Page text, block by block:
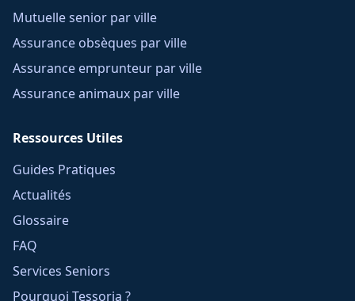
Mutuelle senior par ville
Assurance obsèques par ville
Assurance emprunteur par ville
Assurance animaux par ville
Ressources Utiles
Guides Pratiques
Actualités
Glossaire
FAQ
Services Seniors
Pourquoi Tessoria ?